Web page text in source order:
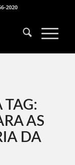
2020
TAG:
AS
DA